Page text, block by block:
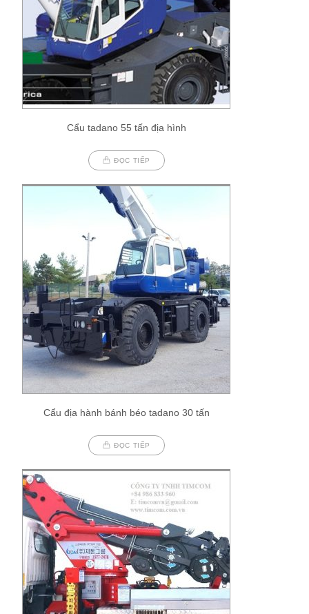
Cẩu tadano 55 tấn địa hình
ĐỌC TIẾP
Cẩu địa hành bánh béo tadano 30 tấn
ĐỌC TIẾP